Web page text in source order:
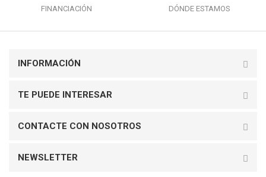
FINANCIACIÓN DÓNDE ESTAMOS
INFORMACIÓN
TE PUEDE INTERESAR
CONTACTE CON NOSOTROS
NEWSLETTER